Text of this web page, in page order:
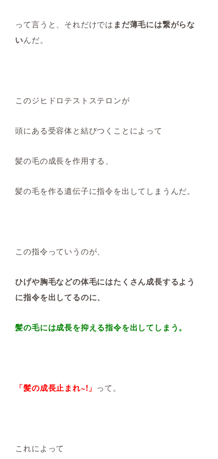
って言うと、それだけでは まだ薄毛には繋がらな
いんだ。
このジヒドロテストステロンが
頭にある受容体と結びつくことによって
髪の毛の成長を作用する、
髪の毛を作る遺伝子に指令を出してしまうんだ。
この指令っていうのが、
ひげや胸毛などの体毛にはたくさん成長するよう
に指令を出してるのに、
髪の毛には成長を抑える指令を出してしまう。
「髪の成長止まれ~!」 って。
これによって